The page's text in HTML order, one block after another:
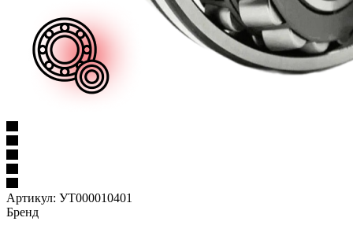
Артикул: УТ000010401
Бренд